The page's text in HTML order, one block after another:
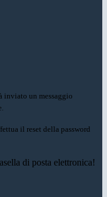
inviato un messaggio
il reset della password
di posta elettronica!